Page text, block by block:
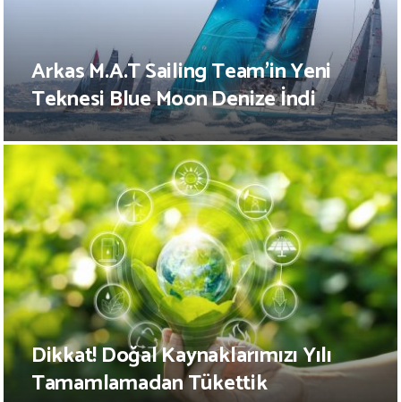
Arkas M.A.T Sailing Team’in Yeni
Teknesi Blue Moon Denize İndi
Dikkat! Doğal Kaynaklarımızı Yılı
Tamamlamadan Tükettik